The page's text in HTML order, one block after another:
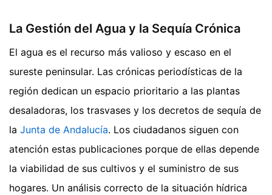
La Gestión del Agua y la Sequía Crónica
El agua es el recurso más valioso y escaso en el
sureste peninsular. Las crónicas periodísticas de la
región dedican un espacio prioritario a las plantas
desaladoras, los trasvases y los decretos de sequía de
la Junta de Andalucía. Los ciudadanos siguen con
atención estas publicaciones porque de ellas depende
la viabilidad de sus cultivos y el suministro de sus
hogares. Un análisis correcto de la situación hídrica